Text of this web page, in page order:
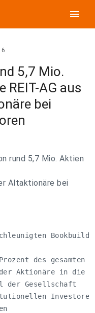
menu
5,7 Mio.
REIT-AG aus
bei
rund 5,7 Mio. Aktien
Altaktionäre bei
des gesamten
Aktionäre in die
der Gesellschaft